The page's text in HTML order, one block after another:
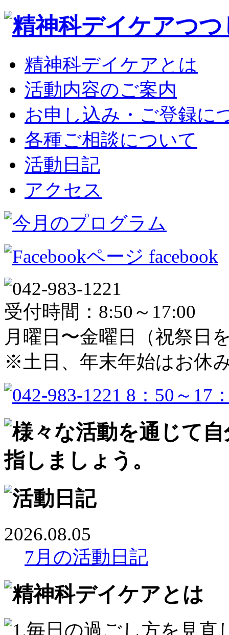
精神科デイケアとは
活動内容のご案内
お申し込み・ご登録に
各種ご相談について
活動日記
アクセス
facebook
受付時間：8:50～17:00
月曜日〜金曜日（祝祭日
※土日、年末年始はお休
2026.08.05
7月の活動日記